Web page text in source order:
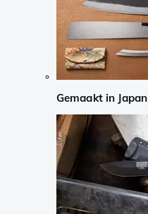
Gemaakt in Japan